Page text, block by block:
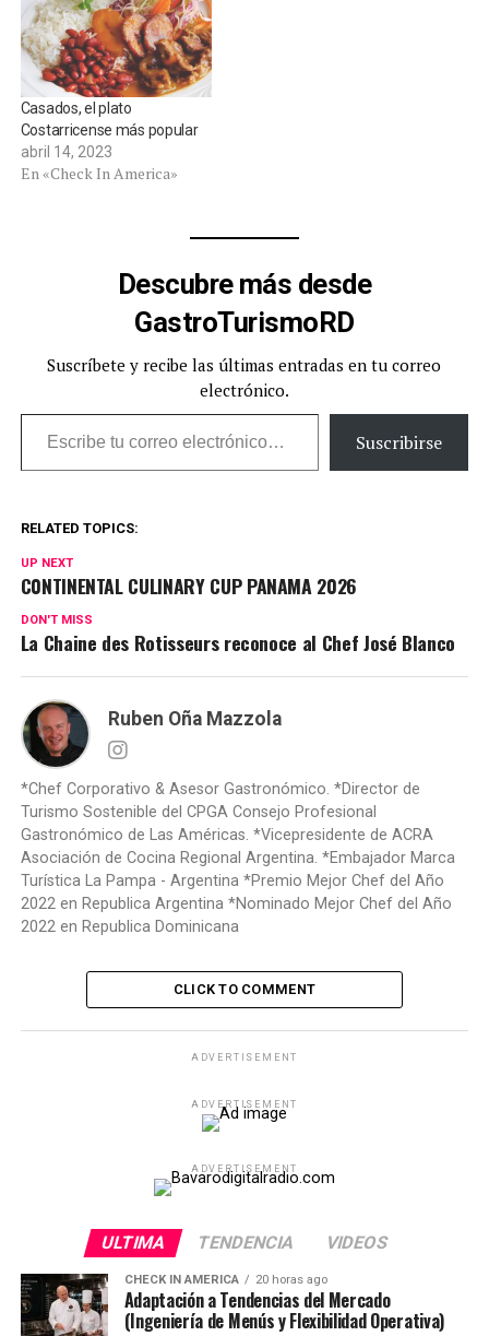
Casados, el plato
Costarricense más popular
abril 14, 2023
En «Check In America»
Descubre más desde
GastroTurismoRD
Suscríbete y recibe las últimas entradas en tu correo
electrónico.
Escribe tu correo electrónico…
Suscribirse
RELATED TOPICS:
UP NEXT
C0NTINENTAL CULINARY CUP PANAMA 2026
DON'T MISS
La Chaine des Rotisseurs reconoce al Chef José Blanco
Ruben Oña Mazzola
*Chef Corporativo & Asesor Gastronómico. *Director de
Turismo Sostenible del CPGA Consejo Profesional
Gastronómico de Las Américas. *Vicepresidente de ACRA
Asociación de Cocina Regional Argentina. *Embajador Marca
Turística La Pampa - Argentina *Premio Mejor Chef del Año
2022 en Republica Argentina *Nominado Mejor Chef del Año
2022 en Republica Dominicana
CLICK TO COMMENT
ADVERTISEMENT
ADVERTISEMENT
ADVERTISEMENT
ULTIMA TENDENCIA VIDEOS
CHECK IN AMERICA 20 horas ago
Adaptación a Tendencias del Mercado
(Ingeniería de Menús y Flexibilidad Operativa)